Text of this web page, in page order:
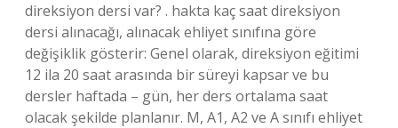
direksiyon dersi var? . hakta kaç saat direksiyon
dersi alınacağı, alınacak ehliyet sınıfına göre
değişiklik gösterir: Genel olarak, direksiyon eğitimi
12 ila 20 saat arasında bir süreyi kapsar ve bu
dersler haftada – gün, her ders ortalama saat
olacak şekilde planlanır. M, A1, A2 ve A sınıfı ehliyet